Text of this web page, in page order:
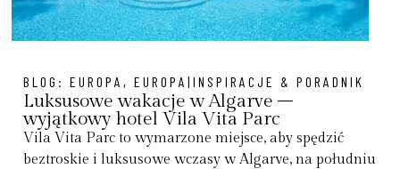
BLOG:EUROPA ,EUROPA|INSPIRACJE & PORADNIK
Luksusowe wakacje w Algarve –
wyjątkowy hotel Vila Vita Parc
Vila Vita Parc to wymarzone miejsce, aby spędzić
beztroskie i luksusowe wczasy w Algarve, na południu